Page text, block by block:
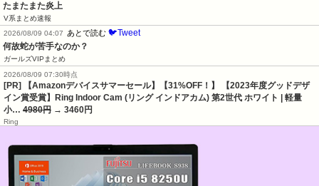
たまたまた炎上
V系まとめ速報
2026/08/09 04:07
あとで読む 🐦Tweet
何故蛇が苦手なのか？
ガールズVIPまとめ
2026/08/09 07:30時点
[PR] 【Amazonデバイスサマーセール】【31%OFF！】 【2023年度グッドデザ
イン賞受賞】Ring Indoor Cam (リング インドアカム) 第2世代 ホワイト | 軽量
小… 4980円 → 3460円
Ring